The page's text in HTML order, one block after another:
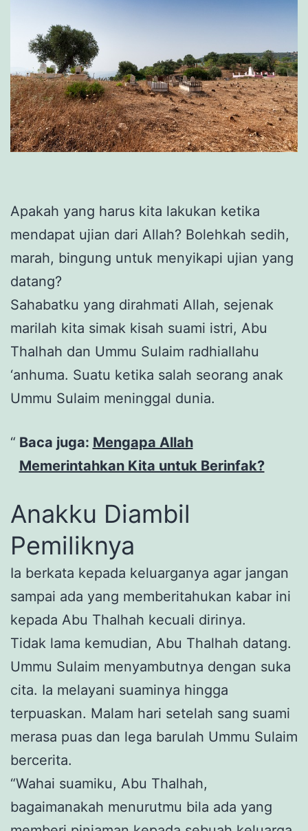
Apakah yang harus kita lakukan ketika
mendapat ujian dari Allah? Bolehkah sedih,
marah, bingung untuk menyikapi ujian yang
datang?
Sahabatku yang dirahmati Allah, sejenak
marilah kita simak kisah suami istri, Abu
Thalhah dan Ummu Sulaim radhiallahu
‘anhuma. Suatu ketika salah seorang anak
Ummu Sulaim meninggal dunia.
Baca juga: Mengapa Allah
Memerintahkan Kita untuk Berinfak?
Anakku Diambil
Pemiliknya
Ia berkata kepada keluarganya agar jangan
sampai ada yang memberitahukan kabar ini
kepada Abu Thalhah kecuali dirinya.
Tidak lama kemudian, Abu Thalhah datang.
Ummu Sulaim menyambutnya dengan suka
cita. Ia melayani suaminya hingga
terpuaskan. Malam hari setelah sang suami
merasa puas dan lega barulah Ummu Sulaim
bercerita.
“Wahai suamiku, Abu Thalhah,
bagaimanakah menurutmu bila ada yang